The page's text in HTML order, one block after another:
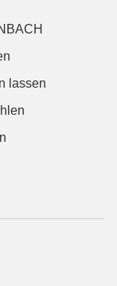
lassen